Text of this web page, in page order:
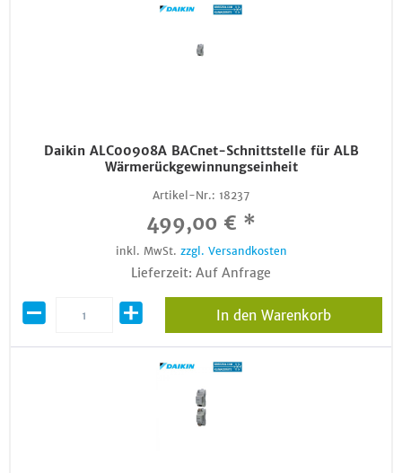
Daikin ALC00908A BACnet-Schnittstelle für ALB
Wärmerückgewinnungseinheit
Artikel-Nr.: 18237
499,00 € *
inkl. MwSt. zzgl. Versandkosten
Lieferzeit: Auf Anfrage
In den Warenkorb